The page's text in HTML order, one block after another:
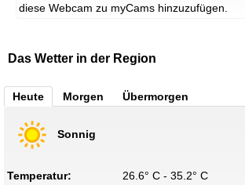
diese Webcam zu myCams hinzuzufügen.
Das Wetter in der Region
Heute Morgen Übermorgen
Sonnig
Temperatur:
26.6° C - 35.2° C